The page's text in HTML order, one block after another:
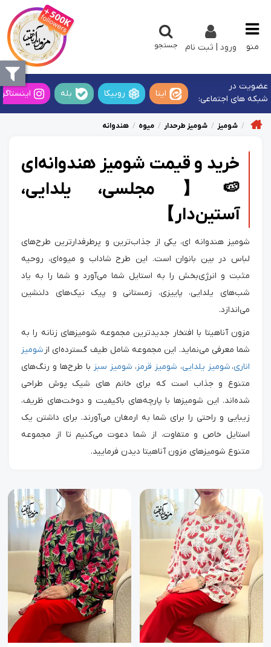
منو ورود | ثبت نام جستجو
عضویت در
شبکه های اجتماعی:
ایتا روبیکا بله
شومیز شومیز طرحدار میوه هندوانه
خرید و قیمت شومیز هندوانه‌ای
🍉【 مجلسی، یلدایی،
آستین‌دار】
شومیز هندوانه ای، یکی از جذاب‌ترین و پرطرفدارترین طرح‌های
لباس در بین بانوان است. این طرح شاداب و میوه‌ای، روحیه
مثبت و انرژی‌بخش را به استایل شما می‌آورد و شما را به یاد
شب‌های یلدایی، پاییزی، زمستانی و پیک نیک‌های دلنشین
می‌اندازد.
مزون آناهیتا با افتخار جدیدترین مجموعه شومیزهای زنانه را به
شما معرفی می‌نماید. این مجموعه شامل طیف گسترده‌ای از شومیز
اناری، شومیز یلدایی، شومیز قرمز، شومیز سبز با طرح‌ها و رنگ‌های
متنوع و جذاب است که برای خانم های شیک پوش طراحی
شده‌اند. این شومیزها با پارچه‌های باکیفیت و دوخت‌های ظریف،
زیبایی و راحتی را برای شما به ارمغان می‌آورند. برای داشتن یک
استایل خاص و متفاوت، از شما دعوت می‌کنیم تا از مجموعه
متنوع شومیزهای مزون آناهیتا دیدن فرمایید.